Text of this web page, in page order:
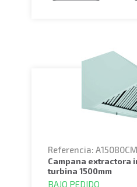
Referencia:
campana extractora industrial con
turbina 1500mm
BAJO PEDIDO